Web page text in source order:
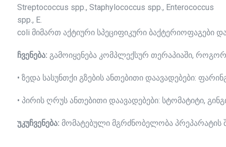
Streptococcus spp., Staphylococcus spp., Enterococcus
spp., E.
coli მიმართ აქტიური სპეციფიკური ბაქტერიოფაგები
ჩვენება: გამოიყენება კომპლექსურ თერაპიაში,
• ზედა სასუნთქი გზების ანთებითი დაავადებები:
• პირის ღრუს ანთებითი დაავადებები: სტომატიტი,
უკუჩვენება: მომატებული მგრძნობელობა პრეპარატის